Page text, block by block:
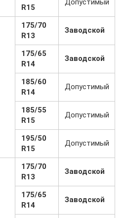
R15
Допустимый
175/70
R13
Заводской
175/65
R14
Заводской
185/60
R14
Допустимый
185/55
R15
Допустимый
195/50
R15
Допустимый
175/70
R13
Заводской
175/65
R14
Заводской